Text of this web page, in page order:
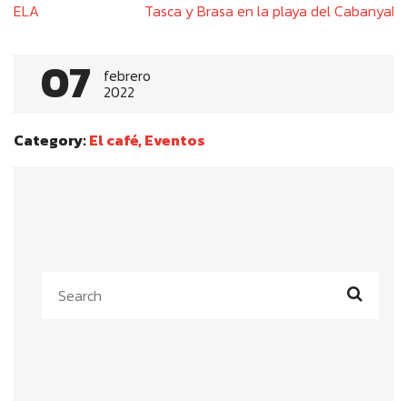
navigation
ELA
Tasca y Brasa en la playa del Cabanyal
07 febrero
2022
Category:El café,Eventos